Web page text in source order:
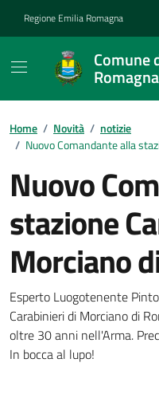
Regione Emilia Romagna
Comune
Romagna
Contenuti in
Home / Novità / notizie
/ Nuovo Comandante alla
Nuovo
stazione
Morciano
Dettagli
Esperto Luogotenente
Carabinieri di Morciano di
oltre 30 anni nell'Arma.
In bocca al lupo!